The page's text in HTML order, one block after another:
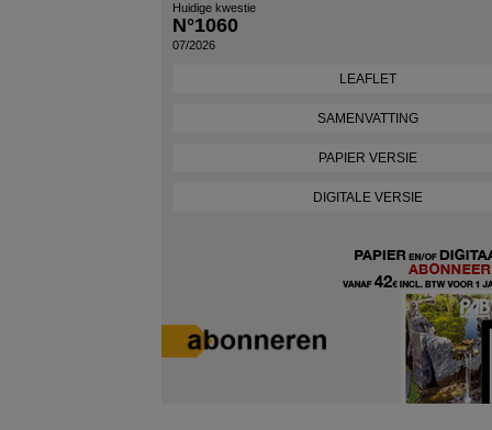
Huidige kwestie
N°1060
07/2026
LEAFLET
SAMENVATTING
PAPIER VERSIE
DIGITALE VERSIE